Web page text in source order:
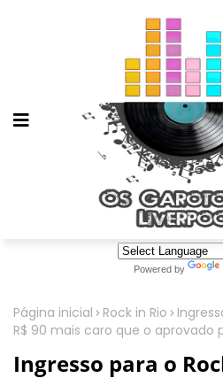
Powered by
Página inicial Rock in Rio
R$ 90 mais caro que o aprovado
Ingresso para o